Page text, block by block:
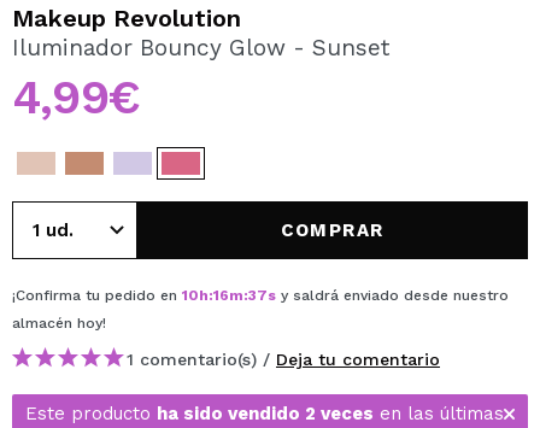
Al crear una cuenta en Maquillalia.com podrás realizar
tus compras rápidamente, revisar el estado de tus
pedidos y consultar tus operaciones anteriores.
CREAR CUENTA
Makeup Revolution
Iluminador Bouncy Glow - Sunset
4,99€
COMPRAR
¡Confirma tu pedido en 10h:16m:37s y saldrá enviado desde nuestro
almacén hoy!
1 comentario(s) / Deja tu comentario
Este producto ha sido vendido 2 veces en las últimas